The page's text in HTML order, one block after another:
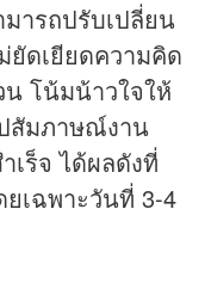
ารถปรับเปลี่ยน
ดเยียดความคิด
น โน้มน้าวใจให้
สัมภาษณ์งาน
ร็จ ได้ผลดังที่
เฉพาะวันที่ 3-4